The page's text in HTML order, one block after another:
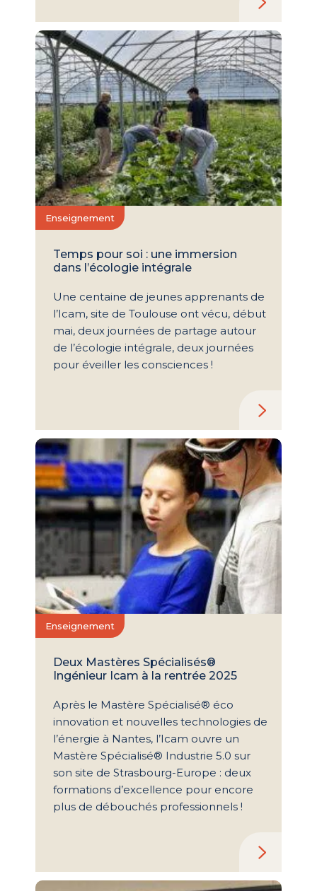
Enseignement
Temps pour soi : une immersion
dans l’écologie intégrale
Une centaine de jeunes apprenants de
l’Icam, site de Toulouse ont vécu, début
mai, deux journées de partage autour
de l’écologie intégrale, deux journées
pour éveiller les consciences !
Enseignement
Deux Mastères Spécialisés®
Ingénieur Icam à la rentrée 2025
Après le Mastère Spécialisé® éco
innovation et nouvelles technologies de
l’énergie à Nantes, l’Icam ouvre un
Mastère Spécialisé® Industrie 5.0 sur
son site de Strasbourg-Europe : deux
formations d’excellence pour encore
plus de débouchés professionnels !